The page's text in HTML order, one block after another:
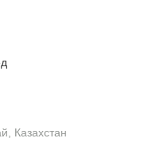
Казахстан